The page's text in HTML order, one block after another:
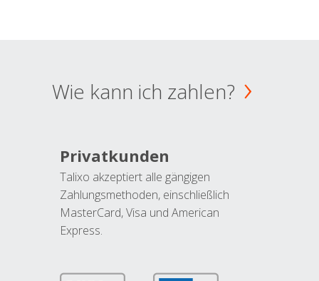
Wie kann ich zahlen?
Privatkunden
Talixo akzeptiert alle gängigen
Zahlungsmethoden, einschließlich
MasterCard, Visa und American
Express.